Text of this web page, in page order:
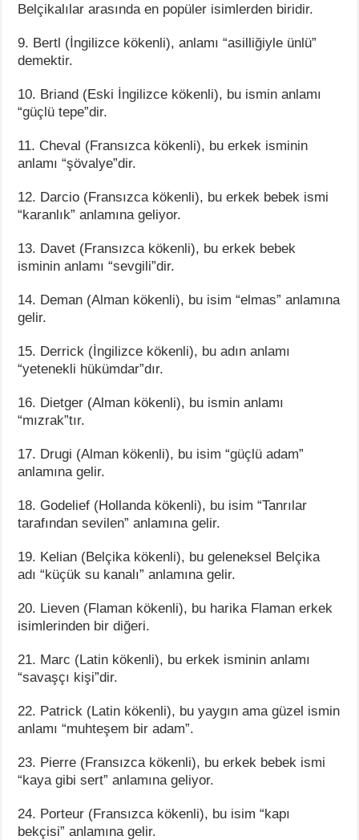
Belçikalılar arasında en popüler isimlerden biridir.
9. Bertl (İngilizce kökenli), anlamı “asilliğiyle ünlü”
demektir.
10. Briand (Eski İngilizce kökenli), bu ismin anlamı
“güçlü tepe”dir.
11. Cheval (Fransızca kökenli), bu erkek isminin
anlamı “şövalye”dir.
12. Darcio (Fransızca kökenli), bu erkek bebek ismi
“karanlık” anlamına geliyor.
13. Davet (Fransızca kökenli), bu erkek bebek
isminin anlamı “sevgili”dir.
14. Deman (Alman kökenli), bu isim “elmas” anlamına
gelir.
15. Derrick (İngilizce kökenli), bu adın anlamı
“yetenekli hükümdar”dır.
16. Dietger (Alman kökenli), bu ismin anlamı
“mızrak”tır.
17. Drugi (Alman kökenli), bu isim “güçlü adam”
anlamına gelir.
18. Godelief (Hollanda kökenli), bu isim “Tanrılar
tarafından sevilen” anlamına gelir.
19. Kelian (Belçika kökenli), bu geleneksel Belçika
adı “küçük su kanalı” anlamına gelir.
20. Lieven (Flaman kökenli), bu harika Flaman erkek
isimlerinden bir diğeri.
21. Marc (Latin kökenli), bu erkek isminin anlamı
“savaşçı kişi”dir.
22. Patrick (Latin kökenli), bu yaygın ama güzel ismin
anlamı “muhteşem bir adam”.
23. Pierre (Fransızca kökenli), bu erkek bebek ismi
“kaya gibi sert” anlamına geliyor.
24. Porteur (Fransızca kökenli), bu isim “kapı
bekçisi” anlamına gelir.